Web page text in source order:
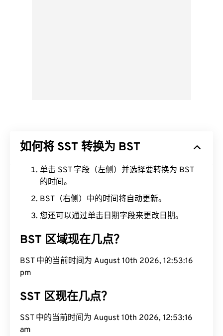
如何将 SST 转换为 BST
单击 SST 字段（左侧）并选择要转换为 BST
的时间。
BST（右侧）中的时间将自动更新。
您还可以通过单击日期字段来更改日期。
BST 区域现在几点？
BST 中的当前时间为 August 10th 2026, 12:53:17
pm
SST 区现在几点？
SST 中的当前时间为 August 10th 2026, 12:53:17
am